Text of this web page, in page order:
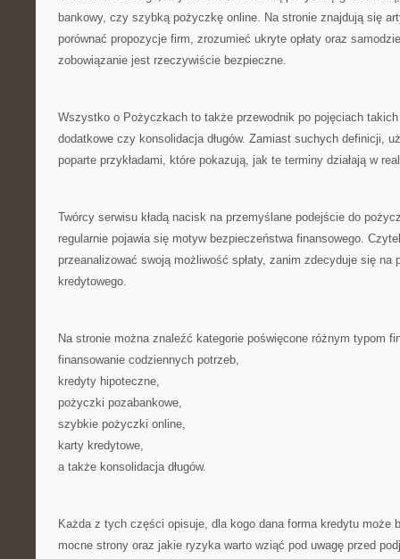
bankowy, czy szybką pożyczkę online. Na stronie znajdują się
porównać propozycje firm, zrozumieć ukryte opłaty oraz
zobowiązanie jest rzeczywiście bezpieczne.
Wszystko o Pożyczkach to także przewodnik po pojęciach takich
dodatkowe czy konsolidacja długów. Zamiast suchych definicji,
poparte przykładami, które pokazują, jak te terminy działają w
Twórcy serwisu kładą nacisk na przemyślane podejście do
regularnie pojawia się motyw bezpieczeństwa finansowego.
przeanalizować swoją możliwość spłaty, zanim zdecyduje się na
kredytowego.
Na stronie można znaleźć kategorie poświęcone różnym typom
finansowanie codziennych potrzeb,
kredyty hipoteczne,
pożyczki pozabankowe,
szybkie pożyczki online,
karty kredytowe,
a także konsolidacja długów.
Każda z tych części opisuje, dla kogo dana forma kredytu może
mocne strony oraz jakie ryzyka warto wziąć pod uwagę przed